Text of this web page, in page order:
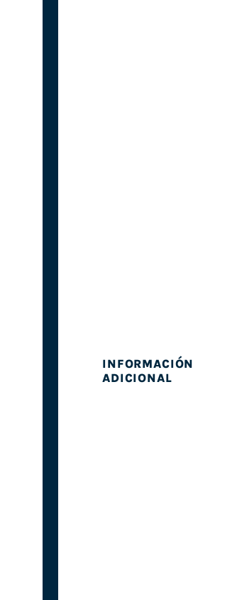
INFORMACIÓN
ADICIONAL